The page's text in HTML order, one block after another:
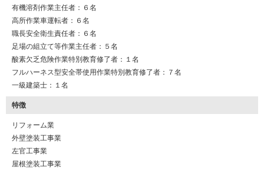
有機溶剤作業主任者：６名
高所作業車運転者：６名
職長安全衛生責任者：６名
足場の組立て等作業主任者：５名
酸素欠乏危険作業特別教育修了者：１名
フルハーネス型安全帯使用作業特別教育修了者：７名
一級建築士：１名
特徴
リフォーム業
外壁塗装工事業
左官工事業
屋根塗装工事業